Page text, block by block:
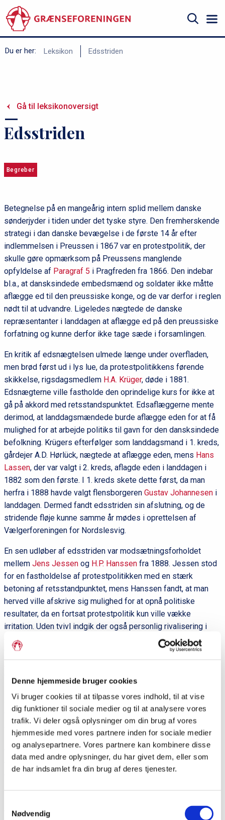
Denne hjemmeside bruger cookies
Vi bruger cookies til at tilpasse vores indhold, til at vise
dig funktioner til sociale medier og til at analysere vores
trafik. Vi deler også oplysninger om din brug af vores
hjemmeside med vores partnere inden for sociale medier
og analysepartnere. Vores partnere kan kombinere disse
data med andre oplysninger, du har givet dem, eller som
de har indsamlet fra din brug af deres tjenester.
Nødvendig
til
hovedindhold
Søg
Du er her:
k
r
u
m
Leksikon Edsstriden
Gå til leksikonoversigt
Edsstriden
Begreber
Betegnelse på en mangeårig intern splid mellem danske
sønderjyder i tiden under det tyske styre. Den fremherskende
strategi i dan danske bevægelse i de første 14 år efter
indlemmelsen i Preussen i 1867 var en protestpolitik, der
skulle gøre opmærksom på Preussens manglende
opfyldelse af Paragraf 5 i Pragfreden fra 1866. Den indebar
bl.a., at dansksindede embedsmænd og soldater ikke måtte
aflægge ed til den preussiske konge, og de var derfor i reglen
nødt til at udvandre. Ligeledes nægtede de danske
repræsentanter i landdagen at aflægge ed på den preussiske
forfatning og kunne derfor ikke tage sæde i forsamlingen.
En kritik af edsnægtelsen ulmede længe under overfladen,
men brød først ud i lys lue, da protestpolitikkens førende
skikkelse, rigsdagsmedlem H.A. Krüger, døde i 1881.
Edsnægterne ville fastholde den oprindelige kurs for ikke at
gå på akkord med retsstandspunktet. Edsaflæggerne mente
derimod, at landdagsmændede burde aflægge eden for at få
mulighed for at arbejde politiks til gavn for den dansksindede
befolkning. Krügers efterfølger som landdagsmand i 1. kreds,
gårdejer A.D. Hørlück, nægtede at aflægge eden, mens Hans
Lassen, der var valgt i 2. kreds, aflagde eden i landdagen i
1882 som den første. I 1. kreds skete dette først, da man
herfra i 1888 havde valgt flensborgeren Gustav Johanneseni
landdagen. Dermed fandt edsstriden sin afslutning, og de
stridende fløje kunne samme år mødes i oprettelsen af
Vælgerforeningen for Nordslesvig.
En sen udløber af edsstriden var modsætningsforholdet
mellem Jens Jessenog H.P. Hanssenfra 1888. Jessen stod
for en fastholdelse af protestpolitikken med en stærk
betoning af retsstandpunktet, mens Hanssen fandt, at man
herved ville afskrive sig mulighed for at opnå politiske
resultater, da en fortsat protestpolitik kun ville vække
irritation. Uden tvivl indgik der også personlig rivalisering i
dette modsætningsforhold. Jessens synspunkt blev
videreført af hans elever, redaktørerne
Ernst Christiansen
førende i oppositionen med H.P. Hanssen, efter af denne i
danske modsætninger må dog ikke overskygge, at der aldrig
var uenighed om det overordnede mål, landsdelens
genforening med Danmark.
Af Hans Schultz Hansen iSønderjylland A-Å, red. af Inge
Adriansen, Elsemarie Dam Jensen og Lennart S. Madsen.
Aabenraa: Historisk Samfund for Sønderjylland, 2011.
Troels Fink:Båndene bandt